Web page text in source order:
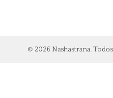
© 2026 Nashastrana.